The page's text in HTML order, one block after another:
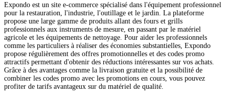
Expondo est un site e-commerce spécialisé dans l'équipement professionnel
pour la restauration, l'industrie, l'outillage et le jardin. La plateforme
propose une large gamme de produits allant des fours et grills
professionnels aux instruments de mesure, en passant par le matériel
agricole et les équipements de nettoyage. Pour aider les professionnels
comme les particuliers à réaliser des économies substantielles, Expondo
propose régulièrement des offres promotionnelles et des codes promo
attractifs permettant d'obtenir des réductions intéressantes sur vos achats.
Grâce à des avantages comme la livraison gratuite et la possibilité de
combiner les codes promo avec les promotions en cours, vous pouvez
profiter de tarifs avantageux sur du matériel de qualité.